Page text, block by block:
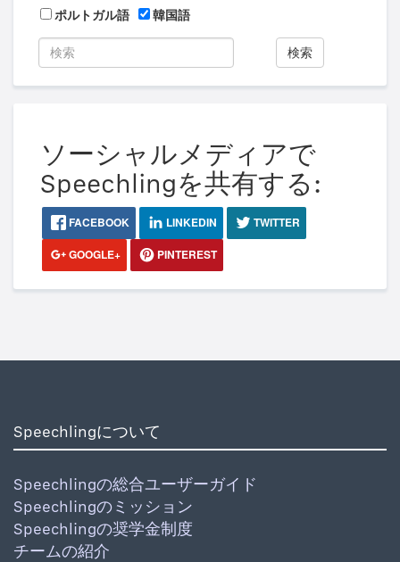
ポルトガル語
韓国語
検索
ソーシャルメディアで
Speechlingを共有する:
FACEBOOK LINKEDIN
TWITTER
GOOGLE+
PINTEREST
Speechlingについて
Speechlingの総合ユーザーガイド
Speechlingのミッション
Speechlingの奨学金制度
チームの紹介